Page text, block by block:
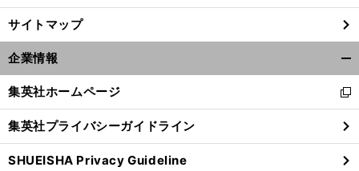
サイトマップ
企業情報
閉
る
集英社ホームページ
新
し
い
ウ
ィ
集英社プライバシーガイドライン
SHUEISHA Privacy Guideline